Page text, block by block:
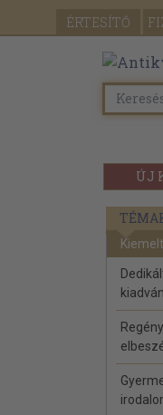
ÉRTESÍTŐ
ÚJ